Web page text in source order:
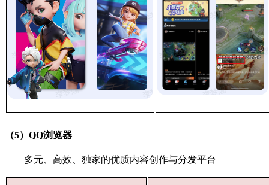
（5）QQ浏览器
多元、高效、独家的优质内容创作与分发平台